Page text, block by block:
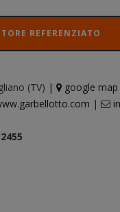
REFERENZIATO
(TV) |
google map
|
2455